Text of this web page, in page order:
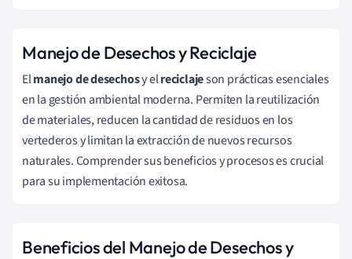
Manejo de Desechos y Reciclaje
Elmanejo de desechosy elreciclajeson prácticas esenciales
en la gestión ambiental moderna. Permiten la reutilización
de materiales, reducen la cantidad de residuos en los
vertederos y limitan la extracción de nuevos recursos
naturales. Comprender sus beneficios y procesos es crucial
para su implementación exitosa.
Beneficios del Manejo de Desechos y